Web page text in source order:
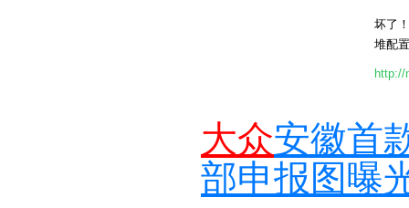
坏了
堆配
http://
大众安徽首
部申报图曝